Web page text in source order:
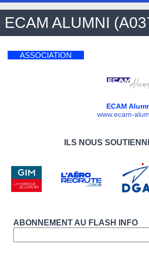
ECAM ALUMNI
ASSOCIATION
ECAM
www.ecam-
ILS NOUS
ABONNEMENT AU FLASH INFO